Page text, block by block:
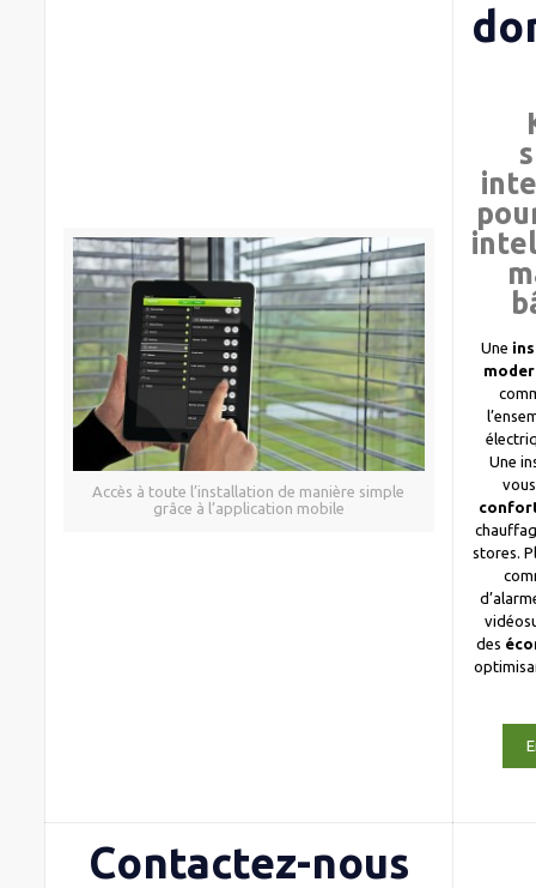
Accès à toute l’installation de manière simple
grâce à l’application mobile
Une
Une
stores.
des
Contactez-nous